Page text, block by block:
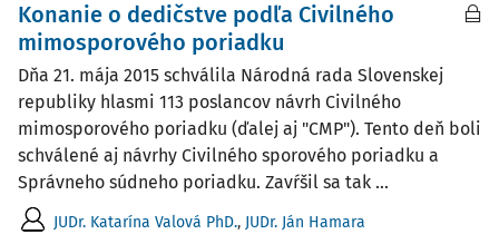
Konanie o dedičstve podľa Civilného
mimosporového poriadku
Dňa 21. mája 2015 schválila Národná rada Slovenskej
republiky hlasmi 113 poslancov návrh Civilného
mimosporového poriadku (ďalej aj "CMP"). Tento deň boli
schválené aj návrhy Civilného sporového poriadku a
Správneho súdneho poriadku. Zavŕšil sa tak ...
JUDr. Katarína Valová PhD., JUDr. Ján Hamara